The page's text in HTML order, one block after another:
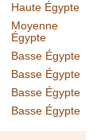
Haute Égypte
Moyenne
Égypte
Basse Égypte
Basse Égypte
Basse Égypte
Basse Égypte